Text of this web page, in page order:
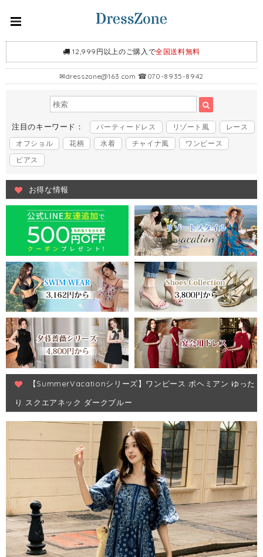
12,999円以上のご購入で全国送料無料
✉dresszone@163.com ☎070-8935-8942
注目のキーワード： パーティードレス リゾート風
レース
オフショル
花柄 水着 チャイナ風
ワンピース
ピアス
お得な情報
【SummerVacationシリーズ】ワンピース ボヘミアン ゆった
り スクエアネック ダークブルー